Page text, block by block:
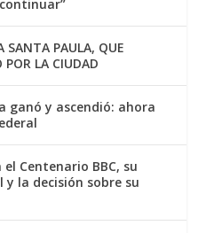
SANTA PAULA, QUE
POR LA CIUDAD
ganó y ascendió: ahora
Centenario BBC, su
y la decisión sobre su